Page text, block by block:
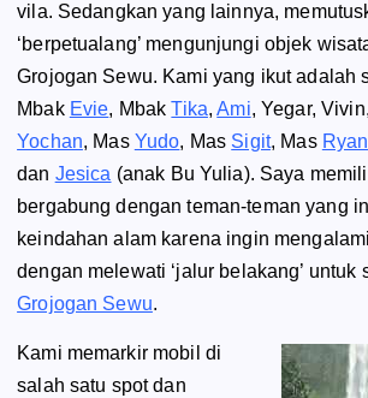
vila. Sedangkan yang lainnya,
‘berpetualang’ mengunjungi objek
Grojogan Sewu. Kami yang ikut adalah
Mbak Evie, MbakTika,Ami, Yegar,
Yochan, Mas Yudo, Mas Sigit, Mas Ryan
dan Jesica (anak Bu Yulia). Saya
bergabung dengan teman-teman yang
keindahan alam karena ingin
dengan melewati ‘jalur belakang’ untuk
Grojogan Sewu.
Kami memarkir mobil di
salah satu spot dan